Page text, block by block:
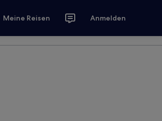
Meine Reisen Anmelden